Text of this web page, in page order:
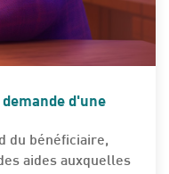
demande d'une
du bénéficiaire,
aides auxquelles